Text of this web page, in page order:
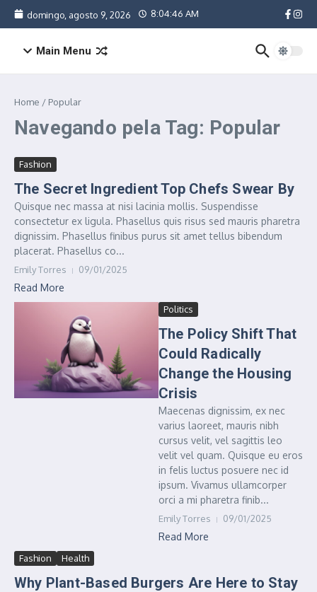
Ir para o conteúdo
domingo, agosto 9, 2026 8:04:46 AM
Main Menu
Home / Popular
Navegando pela Tag: Popular
Fashion
The Secret Ingredient Top Chefs Swear By
Quisque nec massa at nisi lacinia mollis. Suspendisse
consectetur ex ligula. Phasellus quis risus sed mauris pharetra
dignissim. Phasellus finibus purus sit amet tellus bibendum
placerat. Phasellus co...
Emily Torres 09/01/2025
Read More
Politics
The Policy Shift That
Could Radically
Change the Housing
Crisis
Maecenas dignissim, ex nec
varius laoreet, mauris nibh
cursus velit, vel sagittis leo
velit vel quam. Quisque eu eros
in felis luctus posuere nec id
ipsum. Vivamus ullamcorper
orci a mi pharetra finib...
Emily Torres 09/01/2025
Read More
Fashion Health
Why Plant-Based Burgers Are Here to Stay